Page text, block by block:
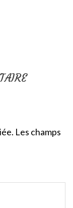
Les champs